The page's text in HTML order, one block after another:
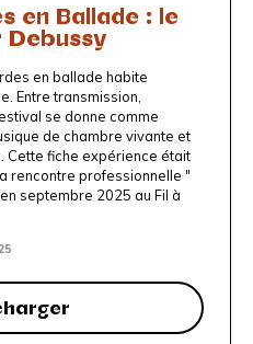
en Ballade : le
Debussy
en ballade habite
Entre transmission,
se donne comme
de chambre vivante et
Cette fiche expérience était
rencontre professionnelle "
en septembre 2025 au Fil à